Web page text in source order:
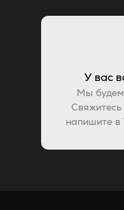
У вас
Мы будем
напишите